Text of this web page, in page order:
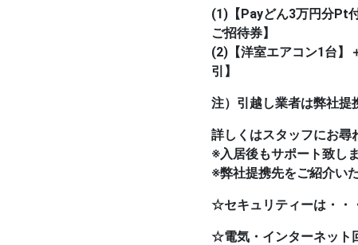
(1)【Payどん3万円分Pt
ご招待券】
(2)【洋室エアコン1台】
引】
注）引越し業者は弊社提
詳しくはスタッフにお尋
※入居後もサポート致し
※弊社提携先をご紹介い
☆セキュリティーは・・
☆電気・インターネット